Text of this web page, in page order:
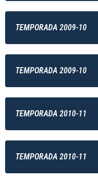
TEMPORADA 2009-10
TEMPORADA 2009-10
TEMPORADA 2010-11
TEMPORADA 2010-11